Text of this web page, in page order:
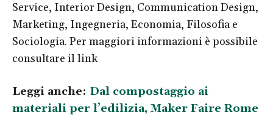
Service, Interior Design, Communication Design,
Marketing, Ingegneria, Economia, Filosofia e
Sociologia. Per maggiori informazioni è possibile
consultare il link
Leggi anche: Dal compostaggio ai
materiali per l’edilizia, Maker Faire Rome